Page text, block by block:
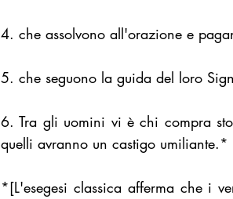
4. che assolvono all'orazione e
5. che seguono la guida del loro
6. Tra gli uomini vi è chi compra
quelli avranno un castigo umiliante.*
*[L'esegesi classica afferma che i